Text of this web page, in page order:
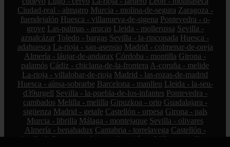
Ciudad-real - almagro Murcia - molina-de-segura Zaragoza -
fuendejalón Huesca - villanueva-de-sigena Pontevedra - o-
grove Las-palmas - arucas Lleida - mollerussa Sevilla -
aznalcázar Toledo - bargas Sevilla - la-rinconada Huesca -
adahuesca La-rioja - san-asensio Madrid - colmenar-de-oreja
Almería - láujar-de-andarax Córdoba - montilla Girona -
palamós Cádiz - chiclana-de-la-frontera A-coruña - melide
La-rioja - villalobar-de-rioja Madrid - las-rozas-de-madrid
Huesca - aínsa-sobrarbe Barcelona - manlleu Lleida - la-seu-
d39urgell Sevilla - la-puebla-de-los-infantes Pontevedra -
cambados Melilla - melilla Gipuzkoa - orio Guadalajara -
sigüenza Madrid - getafe Castellón - orpesa Girona - pals
Murcia - librilla Málaga - montejaque Sevilla - olivares
Almería - benahadux Cantabria - torrelavega Castellón -
benlloch
Santa-cruz-de-tenerife - güímar
Málaga - mollina